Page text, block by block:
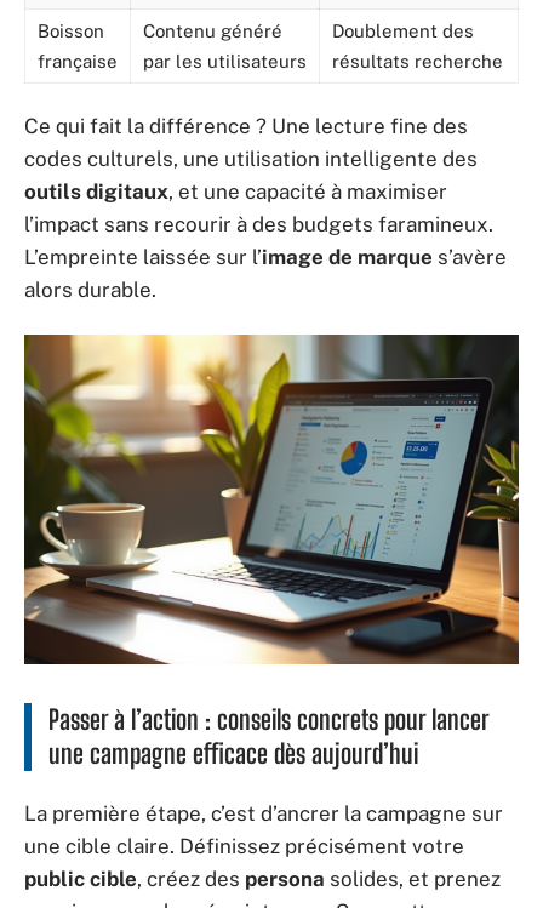
Boisson
française
Contenu généré
par les utilisateurs
Doublement des
résultats recherche
Ce qui fait la différence ? Une lecture fine des
codes culturels, une utilisation intelligente des
outils digitaux, et une capacité à maximiser
l’impact sans recourir à des budgets faramineux.
L’empreinte laissée sur l’image de marque s’avère
alors durable.
Passer à l’action : conseils concrets pour lancer
une campagne efficace dès aujourd’hui
La première étape, c’est d’ancrer la campagne sur
une cible claire. Définissez précisément votre
public cible, créez des persona solides, et prenez